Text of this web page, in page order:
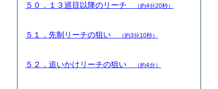
５０．１３巡目以降のリーチ （約4分20秒）
５１．先制リーチの狙い （約3分10秒）
５２．追いかけリーチの狙い （約4分）